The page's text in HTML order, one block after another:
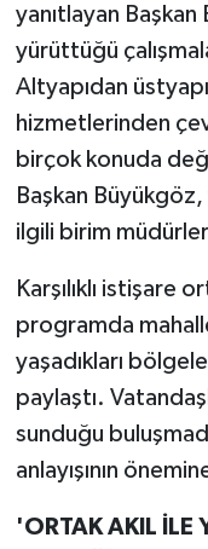
yanıtlayan
yürüttüğü
Altyapıdan
hizmetlerinden
birçok konuda
Başkan
ilgili birim
Karşılıklı istişare
programda
yaşadıkları
paylaştı.
sunduğu
anlayışının
'ORTAK AKIL İLE